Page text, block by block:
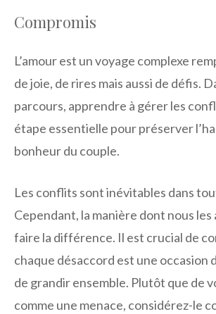
Compromis
L’amour est un voyage complexe
de joie, de rires mais aussi de défis.
parcours, apprendre à gérer les
étape essentielle pour préserver
bonheur du couple.
Les conflits sont inévitables dans
Cependant, la manière dont nous
faire la différence. Il est crucial de
chaque désaccord est une occasion
de grandir ensemble. Plutôt que de
comme une menace, considérez-le